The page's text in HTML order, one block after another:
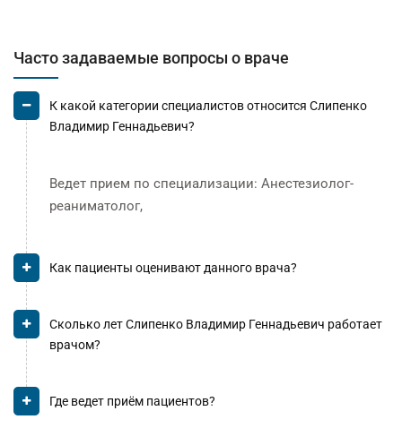
Часто задаваемые вопросы о враче
К какой категории специалистов относится Слипенко
Владимир Геннадьевич?
Ведет прием по специализации: Анестезиолог-
реаниматолог,
Как пациенты оценивают данного врача?
Сколько лет Слипенко Владимир Геннадьевич работает
врачом?
Где ведет приём пациентов?